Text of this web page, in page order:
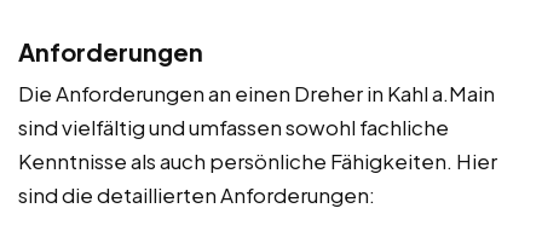
Anforderungen
Die Anforderungen an einen Dreher in Kahl a.Main
sind vielfältig und umfassen sowohl fachliche
Kenntnisse als auch persönliche Fähigkeiten. Hier
sind die detaillierten Anforderungen: